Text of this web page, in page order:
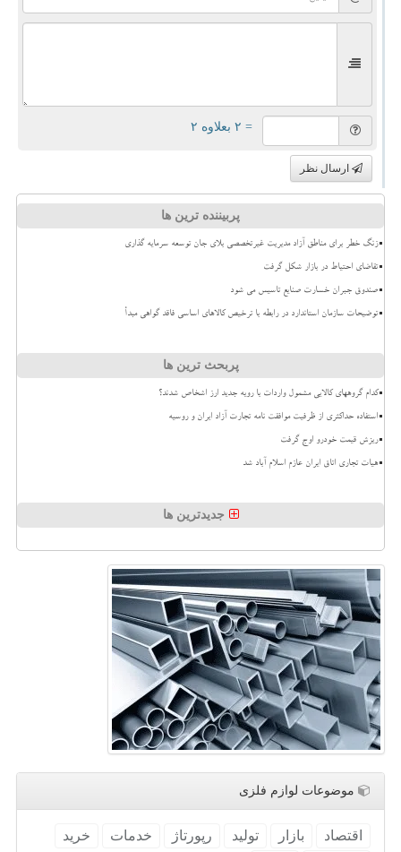
= ۲ بعلاوه ۲
ارسال نظر
پربیننده ترین ها
زنگ خطر برای مناطق آزاد مدیریت غیرتخصصی بلای جان توسعه سرمایه گذاری
تقاضای احتیاط در بازار شکل گرفت
صندوق جبران خسارت صنایع تاسیس می شود
توضیحات سازمان استاندارد در رابطه با ترخیص کالاهای اساسی فاقد گواهی مبدأ
پربحث ترین ها
کدام گروههای کالایی مشمول واردات با رویه جدید ارز اشخاص شدند؟
استفاده حداکثری از ظرفیت موافقت نامه تجارت آزاد ایران و روسیه
ریزش قیمت خودرو اوج گرفت
هیات تجاری اتاق ایران عازم اسلام آباد شد
جدیدترین ها
موضوعات لوازم فلزی
اقتصاد بازار تولید رپورتاژ خدمات خرید